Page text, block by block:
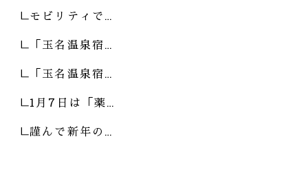
モビリティで…
「玉名温泉宿…
「玉名温泉宿…
1月7日は「薬…
謹んで新年の…